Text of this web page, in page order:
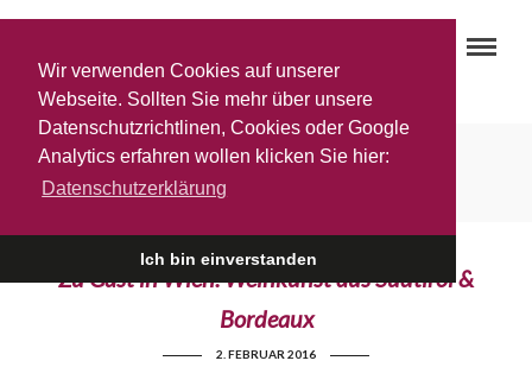
Wir verwenden Cookies auf unserer
Webseite. Sollten Sie mehr über unsere
Datenschutzrichtlinen, Cookies oder Google
Analytics erfahren wollen klicken Sie hier:
Datenschutzerklärung
Ich bin einverstanden
Palais Coburg Wien
Zu Gast in Wien: Weinkunst aus Südtirol &
Bordeaux
2. FEBRUAR 2016